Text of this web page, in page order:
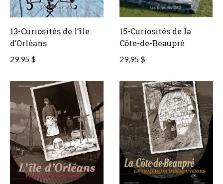
13-Curiosités de l’île
d’Orléans
29,95 $
15-Curiosités de la
Côte-de-Beaupré
29,95 $